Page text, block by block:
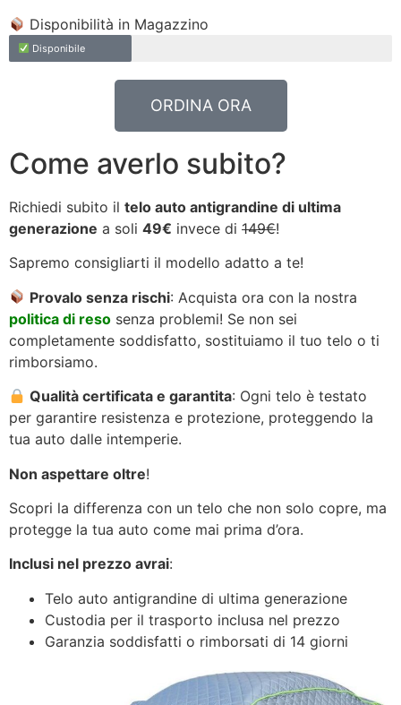
Disponibilità in Magazzino
Disponibile
ORDINA ORA
Come averlo subito?
Richiedi subito il telo auto antigrandine di ultima
generazione a soli 49€ invece di 149€!
Sapremo consigliarti il modello adatto a te!
Provalo senza rischi: Acquista ora con la nostra
politica di reso senza problemi! Se non sei
completamente soddisfatto, sostituiamo il tuo telo o ti
rimborsiamo.
Qualità certificata e garantita: Ogni telo è testato
per garantire resistenza e protezione, proteggendo la
tua auto dalle intemperie.
Non aspettare oltre!
Scopri la differenza con un telo che non solo copre, ma
protegge la tua auto come mai prima d’ora.
Inclusi nel prezzo avrai:
Telo auto antigrandine di ultima generazione
Custodia per il trasporto inclusa nel prezzo
Garanzia soddisfatti o rimborsati di 14 giorni